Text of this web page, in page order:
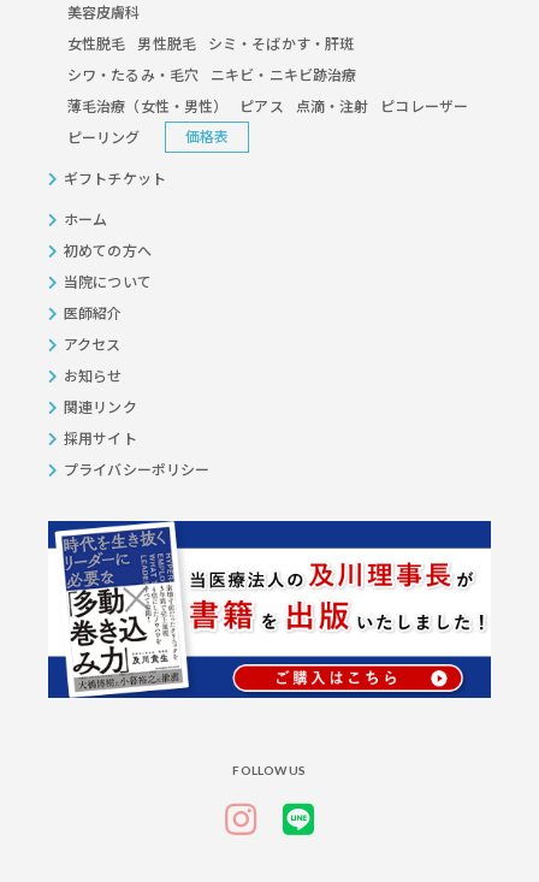
ホーム
初めての方へ
当院について
医師紹介
アクセス
お知らせ
関連リンク
採用サイト
プライバシーポリシー
美容皮膚科
女性脱毛
男性脱毛
シミ・そばかす・肝斑
シワ・たるみ・毛穴
ニキビ・ニキビ跡治療
薄毛治療（女性・男性）
ピアス 点滴・注射
ピコレーザー
ピーリング
価格表
ギフトチケット
FOLLOW US